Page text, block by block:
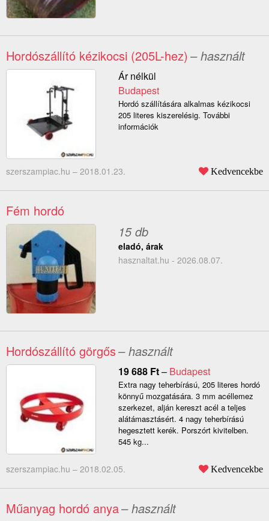
Hordószállító kézikocsi (205L-hez) – használt
Ár nélkül
Budapest
Hordó szállítására alkalmas kézikocsi
205 literes kiszerelésig. További
információk
szerszampiac.hu – 2018.01.23. Kedvencekbe
Fém hordó
15 db
eladó, árak
hasznaltat.hu - 2026.08.07.
Hordószállító görgős– használt
19 688 Ft– Budapest
Extra nagy teherbírású, 205 literes hordó
könnyű mozgatására. 3 mm acéllemez
szerkezet, alján kereszt acél a teljes
alátámasztásért. 4 nagy teherbírású
hegesztett kerék. Porszórt kivitelben.
545 kg...
szerszampiac.hu – 2018.02.05. Kedvencekbe
Műanyag hordó anya– használt